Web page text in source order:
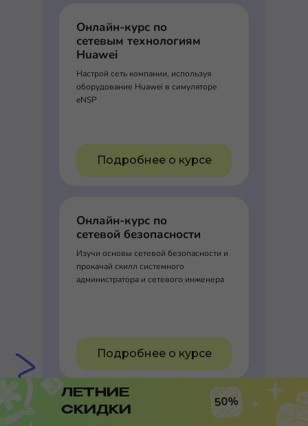
Онлайн-курс по
сетевым технологиям
Huawei
Настрой сеть компании, используя
оборудование Huawei в симуляторе
eNSP
Подробнее о курсе
Онлайн-курс по
сетевой безопасности
Изучи основы сетевой безопасности и
прокачай скилл системного
администратора и сетевого инженера
Подробнее о курсе
DevOps-инженер с
ЛЕТНИЕ
СКИДКИ
50%